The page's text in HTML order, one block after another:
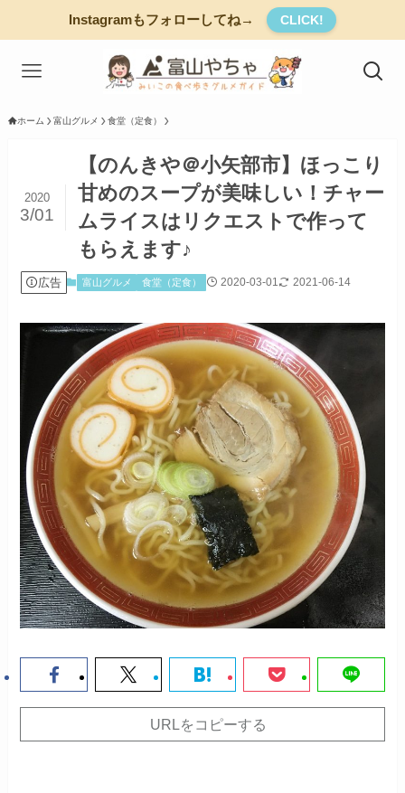
Instagramもフォローしてね→ CLICK!
ホーム 富山グルメ 食堂（定食）
【のんきや＠小矢部市】ほっこり
甘めのスープが美味しい！チャー
ムライスはリクエストで作って
もらえます♪
2020
3/01
広告 富山グルメ 食堂（定食） 2020-03-01 2021-06-14
URLをコピーする